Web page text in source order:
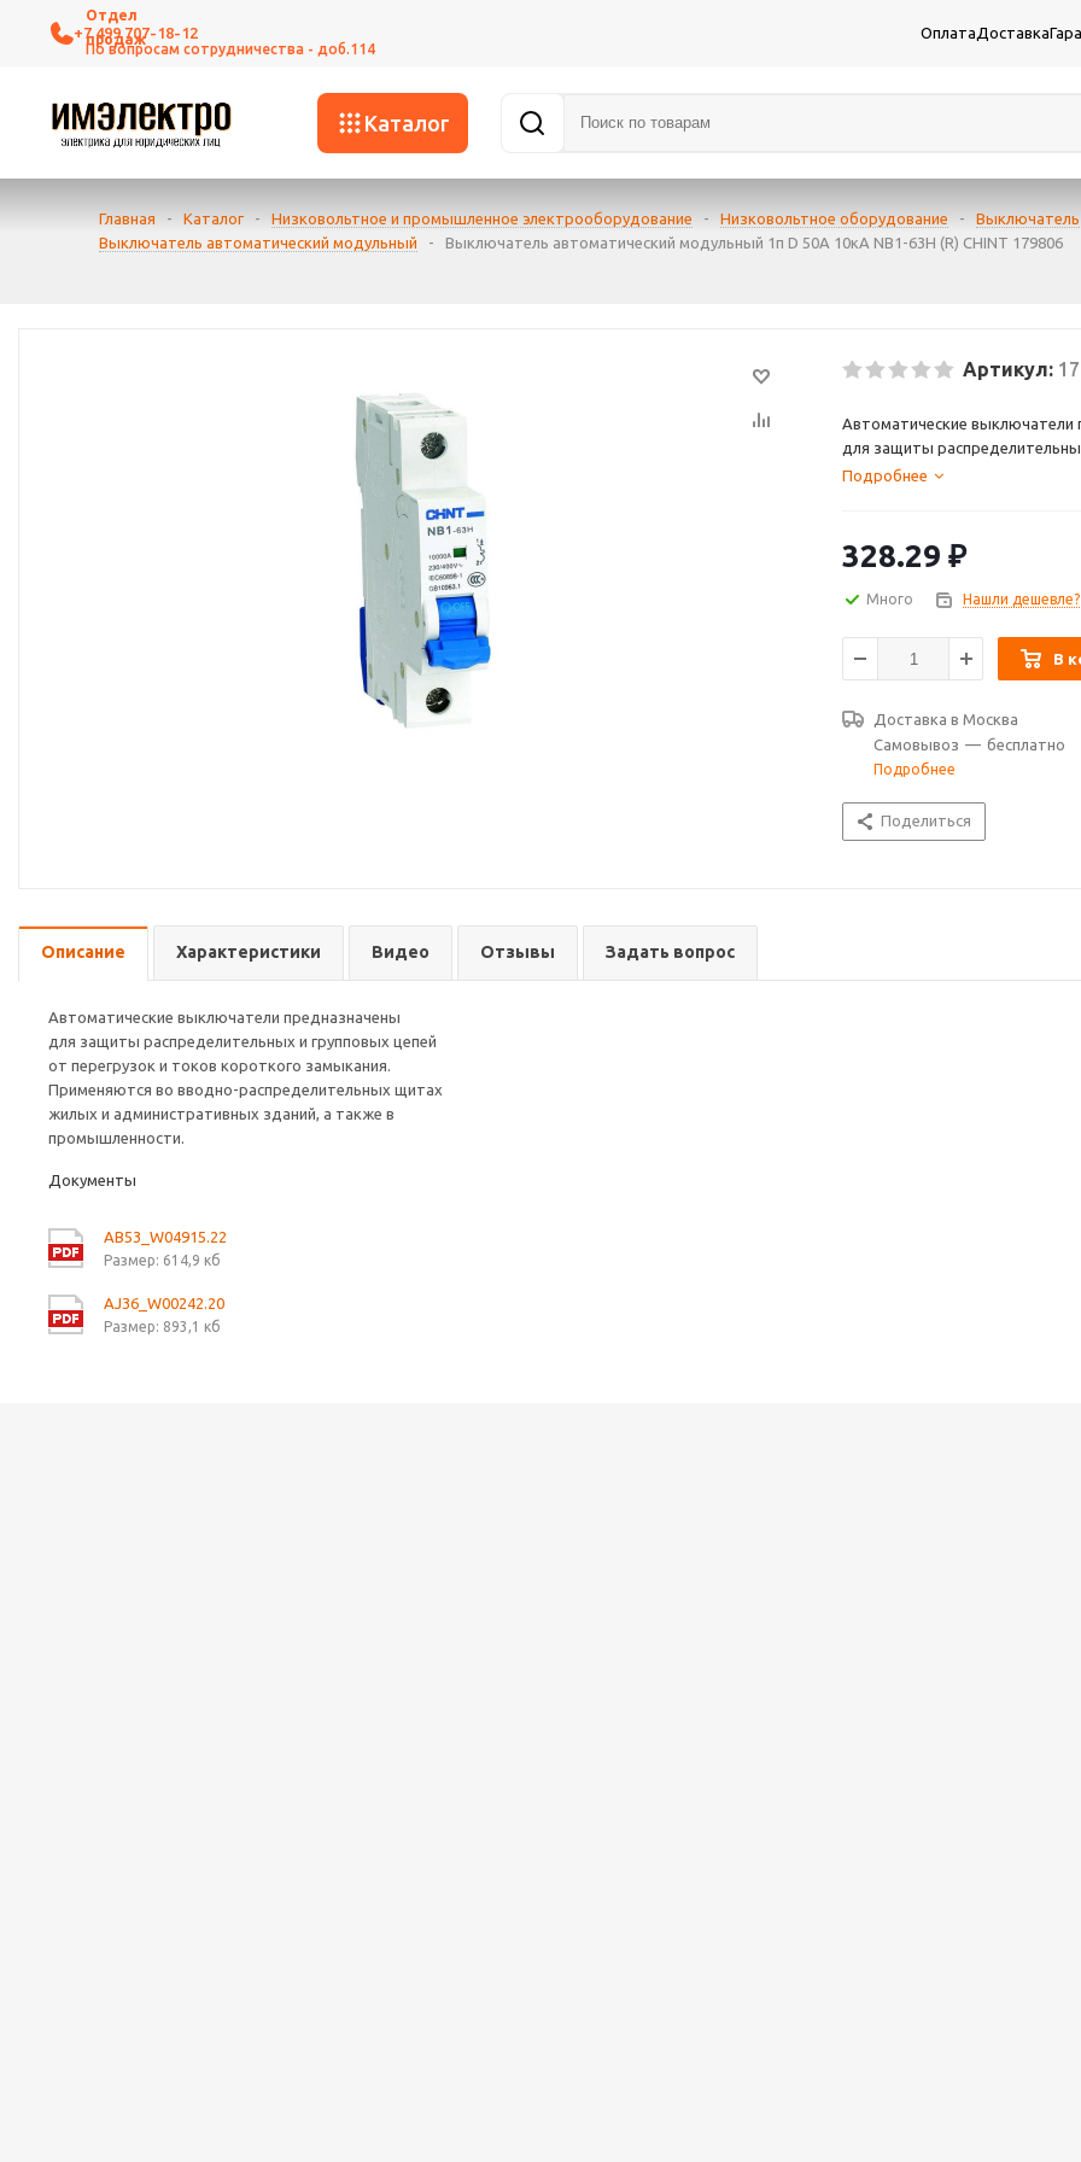
+7 499 707-18-12 ОплатаДоставка
Каталог
Главная - Каталог - Низковольтное и промышленное электрооборудование - Низковольтное оборудование - Выключатель
Выключатель автоматический модульный
- Выключатель автоматический модульный 1п D 50А 10кА NB1-63H (R) CHINT 179806
Артикул:
Автоматические выключатели
для защиты
от перегрузок и токов
промышленности.
Подробнее
328.29 ₽
Много Нашли дешевле?
В
Доставка в Москва
Самовывоз — бесплатно
Подробнее
Поделиться
Описание Характеристики Видео Отзывы Задать вопрос
Автоматические выключатели предназначены
для защиты распределительных и групповых цепей
от перегрузок и токов короткого замыкания.
Применяются во вводно-распределительных щитах
жилых и административных зданий, а также в
промышленности.
Документы
AB53_W04915.22
Размер: 614,9 кб
AJ36_W00242.20
Размер: 893,1 кб